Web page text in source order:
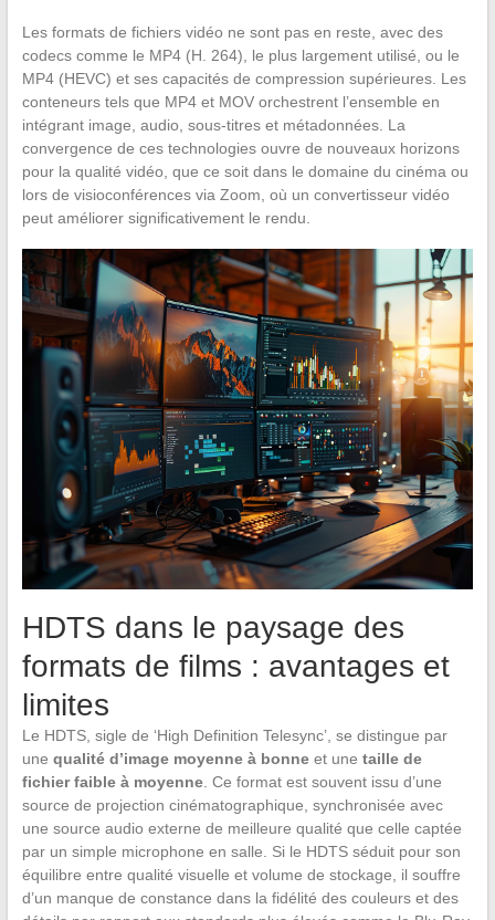
Les formats de fichiers vidéo ne sont pas en reste, avec des
codecs comme le MP4 (H. 264), le plus largement utilisé, ou le
MP4 (HEVC) et ses capacités de compression supérieures. Les
conteneurs tels que MP4 et MOV orchestrent l’ensemble en
intégrant image, audio, sous-titres et métadonnées. La
convergence de ces technologies ouvre de nouveaux horizons
pour la qualité vidéo, que ce soit dans le domaine du cinéma ou
lors de visioconférences via Zoom, où un convertisseur vidéo
peut améliorer significativement le rendu.
HDTS dans le paysage des
formats de films : avantages et
limites
Le HDTS, sigle de ‘High Definition Telesync’, se distingue par
une qualité d’image moyenne à bonneet une taille de
fichier faible à moyenne. Ce format est souvent issu d’une
source de projection cinématographique, synchronisée avec
une source audio externe de meilleure qualité que celle captée
par un simple microphone en salle. Si le HDTS séduit pour son
équilibre entre qualité visuelle et volume de stockage, il souffre
d’un manque de constance dans la fidélité des couleurs et des